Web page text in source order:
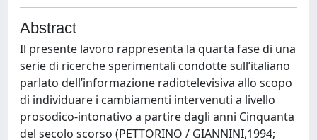
Abstract
Il presente lavoro rappresenta la quarta fase di una
serie di ricerche sperimentali condotte sull’italiano
parlato dell’informazione radiotelevisiva allo scopo
di individuare i cambiamenti intervenuti a livello
prosodico-intonativo a partire dagli anni Cinquanta
del secolo scorso (PETTORINO / GIANNINI,1994;